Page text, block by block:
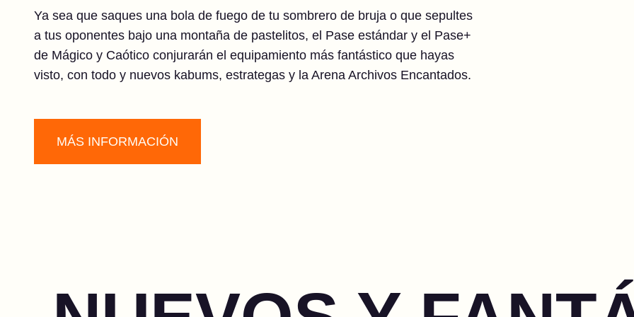
Ya sea que saques una bola de fuego de tu sombrero de bruja o que sepultes
a tus oponentes bajo una montaña de pastelitos, el Pase estándar y el Pase+
de Mágico y Caótico conjurarán el equipamiento más fantástico que hayas
visto, con todo y nuevos kabums, estrategas y la Arena Archivos Encantados.
MÁS INFORMACIÓN